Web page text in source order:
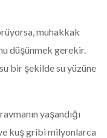
muhakkak
düşünmek gerekir.
bir şekilde su yüzüne
yaşandığı
kuş gribi milyonlarca